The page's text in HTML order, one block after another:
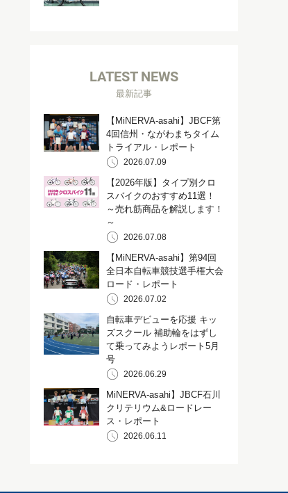
LATEST NEWS
最新記事
【MiNERVA-asahi】JBCF第
4回信州・ながわまちタイム
トライアル・レポート
2026.07.09
【2026年版】タイプ別クロ
スバイクのおすすめ11選！
～売れ筋商品を解説します！
～
2026.07.08
【MiNERVA-asahi】第94回
全日本自転車競技選手権大会
ロード・レポート
2026.07.02
自転車デビューを応援 キッ
ズスクール 補助輪をはずし
て乗ってみようレポート5月
号
2026.06.29
MiNERVA-asahi】JBCF石川
クリテリウム&ロードレー
ス・レポート
2026.06.11